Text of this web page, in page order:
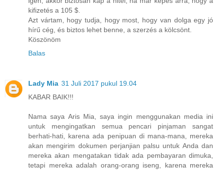
kifizetés a 105 $.
Azt vártam, hogy tudja, hogy most, hogy van dolga egy jó
hírű cég, és biztos lehet benne, a szerzés a kölcsönt.
Köszönöm
Balas
Lady Mia 31 Juli 2017 pukul 19.04
KABAR BAIK!!!
Nama saya Aris Mia, saya ingin menggunakan media ini
untuk mengingatkan semua pencari pinjaman sangat
berhati-hati, karena ada penipuan di mana-mana, mereka
akan mengirim dokumen perjanjian palsu untuk Anda dan
mereka akan mengatakan tidak ada pembayaran dimuka,
tetapi mereka adalah orang-orang iseng, karena mereka